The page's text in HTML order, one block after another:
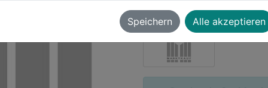
Speichern Alle akzeptieren
Moritz vor ~1 Jahr